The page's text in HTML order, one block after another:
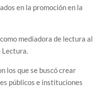
en la promoción en la
mediadora de lectura al
los que se buscó crear
públicos e instituciones